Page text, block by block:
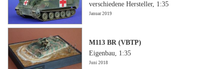
verschiedene Hersteller, 1:35
Januar 2019
M113 BR (VBTP)
Eigenbau, 1:35
Juni 2018